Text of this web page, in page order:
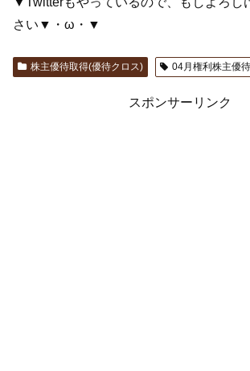
さい▼・ω・▼
株主優待取得(優待クロス) 04月権利株主優待
スポンサーリンク